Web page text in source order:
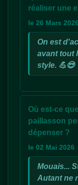
réaliser une
le 26 Mars 2026
On est
avant tout
style. 💪😎
Où est-ce
paillasson
dépenser ?
le 02 Mai 2026
Mouais...
Autant ne